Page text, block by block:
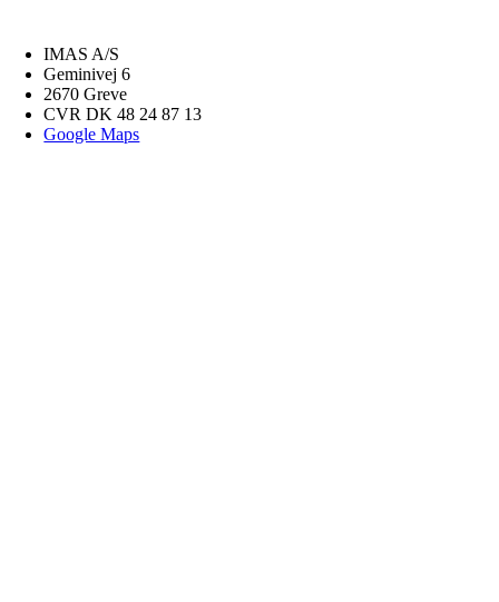
IMAS A/S
Geminivej 6
2670 Greve
CVR DK 48 24 87 13
Google Maps